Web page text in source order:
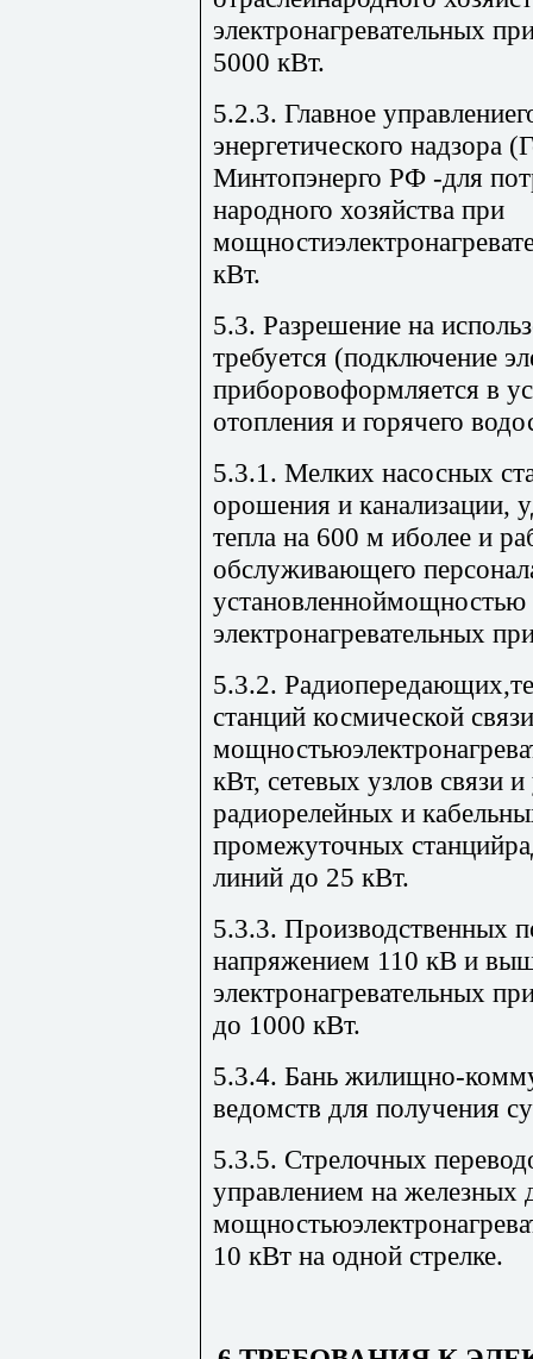
электронагревательных
5000 кВт.
5.2.3. Главное
энергетического надзора
Минтопэнерго РФ -для
народного хозяйства при
кВт.
5.3. Разрешение на
требуется (подключение
приборовоформляется в
отопления и горячего
5.3.1. Мелких насосных
орошения и канализации,
тепла на 600 м иболее и
обслуживающего
электронагревательных
5.3.2.
станций космической
кВт, сетевых узлов связи
радиорелейных и
промежуточных
линий до 25 кВт.
5.3.3. Производственных
напряжением 110 кВ и
электронагревательных
до 1000 кВт.
5.3.4. Бань жилищно-
ведомств для получения
5.3.5. Стрелочных
управлением на железных
10 кВт на одной стрелке.